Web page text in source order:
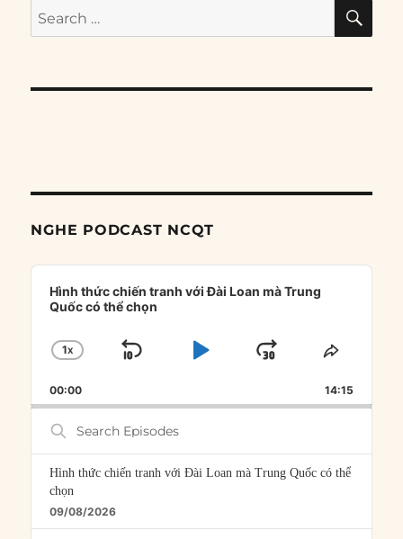
Search
for:
NGHE PODCAST NCQT
Audio
Player
Hình thức chiến tranh với Đài Loan mà Trung
Quốc có thể chọn
CHANGE
RATE
1X
SKIP
PLAYJUMP
FORWARD
SHARE
00:00 14:15
Search
Episodes
Hình thức chiến tranh với Đài Loan mà Trung Quốc có thể
chọn
09/08/2026